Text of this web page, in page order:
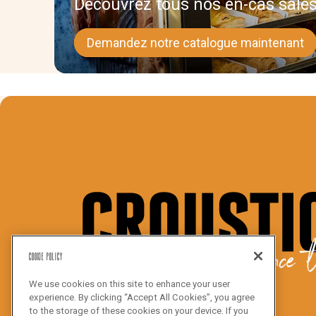
Découvrez tous nos en-cas
Demandez notre catalogue maintenant
We bake the difference
Cookie Policy
We use cookies on this site to enhance your user
experience. By clicking “Accept All Cookies”, you agree
to the storage of these cookies on your device. If you